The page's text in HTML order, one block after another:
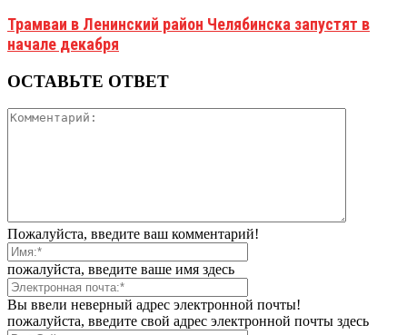
Трамваи в Ленинский район Челябинска запустят в
начале декабря
ОСТАВЬТЕ ОТВЕТ
Пожалуйста, введите ваш комментарий!
пожалуйста, введите ваше имя здесь
Вы ввели неверный адрес электронной почты!
пожалуйста, введите свой адрес электронной почты здесь